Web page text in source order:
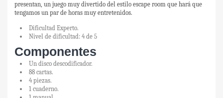
presentan, un juego muy divertido del estilo escape room que hará que
tengamos un par de horas muy entretenidos.
Dificultad Experto.
Nivel de dificultad: 4 de 5
Componentes
Un disco descodificador.
88 cartas.
4 piezas.
1 cuaderno.